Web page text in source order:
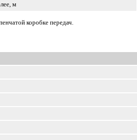
м
коробке передач.